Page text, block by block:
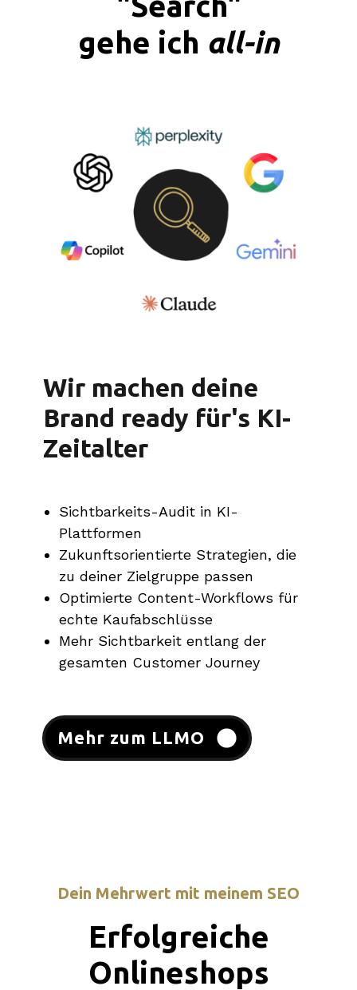
gehe ich all-in
Wir machen deine
Brand ready für's KI-
Zeitalter
Sichtbarkeits-Audit in KI-
Plattformen
Zukunftsorientierte Strategien, die
zu deiner Zielgruppe passen
Optimierte Content-Workflows für
echte Kaufabschlüsse
Mehr Sichtbarkeit entlang der
gesamten Customer Journey
Mehr zum LLMO
Dein Mehrwert mit meinem SEO
Erfolgreiche
Onlineshops